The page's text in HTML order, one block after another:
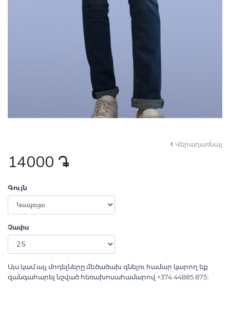
Վերադառնալ
14000 դր․
Գույն
Չափս
Այս կամ այլ մոդելները մեծածախ գնելու համար կարող եք
զանգահարել նշված հեռախոսահամարով +374 44885 875։